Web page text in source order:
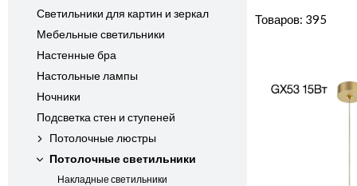
Светильники для картин и зеркал
Мебельные светильники
Настенные бра
Настольные лампы
Ночники
Подсветка стен и ступеней
Потолочные люстры
Потолочные светильники
Накладные светильники
395